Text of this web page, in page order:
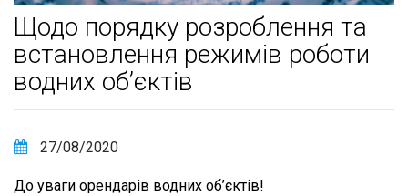
Щодо порядку розроблення та
встановлення режимів роботи
водних об’єктів
27/08/2020
До уваги орендарів водних об’єктів!